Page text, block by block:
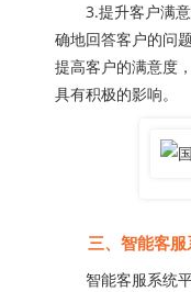
3.提升客户满意
确地回答客户的问
提高客户的满意度
具有积极的影响。
三、智能客服
智能客服系统平